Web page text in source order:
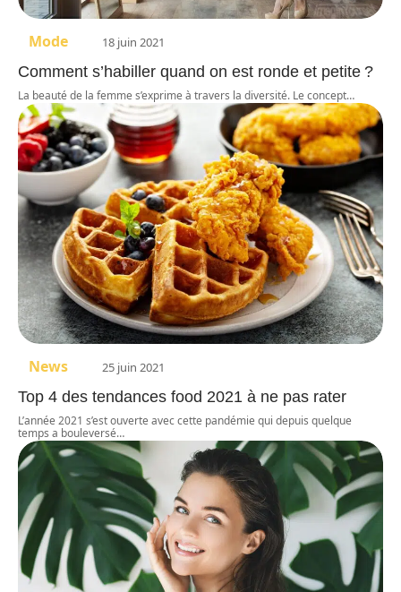
Mode 18 juin 2021
Comment s’habiller quand on est ronde et petite ?
La beauté de la femme s’exprime à travers la diversité. Le concept…
News 25 juin 2021
Top 4 des tendances food 2021 à ne pas rater
L’année 2021 s’est ouverte avec cette pandémie qui depuis quelque
temps a bouleversé…